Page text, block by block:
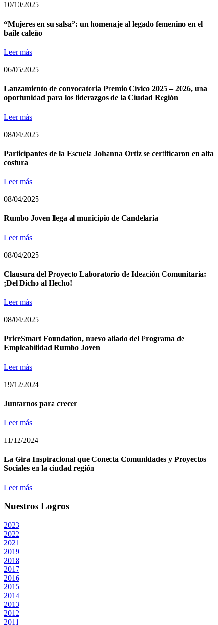
10/10/2025
“Mujeres en su salsa”: un homenaje al legado femenino en el
baile caleño
Leer más
06/05/2025
Lanzamiento de convocatoria Premio Cívico 2025 – 2026, una
oportunidad para los liderazgos de la Ciudad Región
Leer más
08/04/2025
Participantes de la Escuela Johanna Ortiz se certificaron en alta
costura
Leer más
08/04/2025
Rumbo Joven llega al municipio de Candelaria
Leer más
08/04/2025
Clausura del Proyecto Laboratorio de Ideación Comunitaria:
¡Del Dicho al Hecho!
Leer más
08/04/2025
PriceSmart Foundation, nuevo aliado del Programa de
Empleabilidad Rumbo Joven
Leer más
19/12/2024
Juntarnos para crecer
Leer más
11/12/2024
La Gira Inspiracional que Conecta Comunidades y Proyectos
Sociales en la ciudad región
Leer más
Nuestros Logros
2023
2022
2021
2019
2018
2017
2016
2015
2014
2013
2012
2011